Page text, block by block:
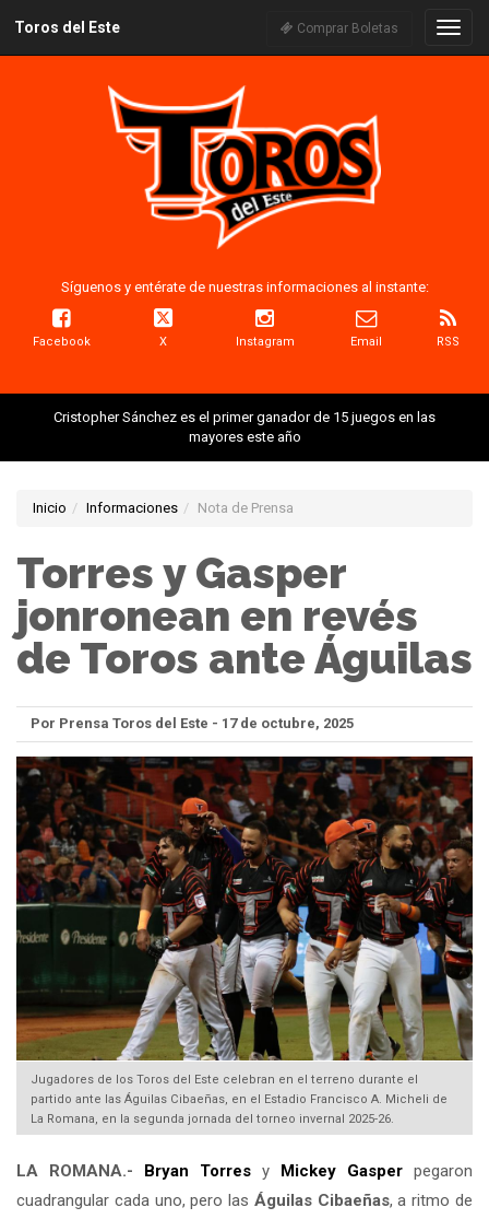
Toros del Este Comprar Boletas
Síguenos y entérate de nuestras informaciones al instante:
Facebook X Instagram Email RSS
Cristopher Sánchez es el primer ganador de 15 juegos en las
mayores este año
Inicio Informaciones Nota de Prensa
Torres y Gasper
jonronean en revés
de Toros ante Águilas
Por Prensa Toros del Este - 17 de octubre, 2025
Jugadores de los Toros del Este celebran en el terreno durante el
partido ante las Águilas Cibaeñas, en el Estadio Francisco A. Micheli de
La Romana, en la segunda jornada del torneo invernal 2025-26.
LA ROMANA.- Bryan Torres y Mickey Gasper pegaron
cuadrangular cada uno, pero las Águilas Cibaeñas, a ritmo de